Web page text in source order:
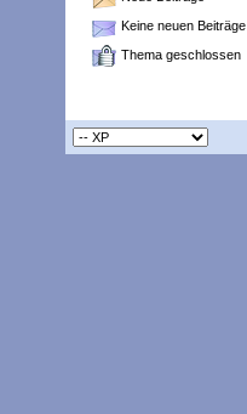
Keine neuen Beiträge
Thema geschlossen